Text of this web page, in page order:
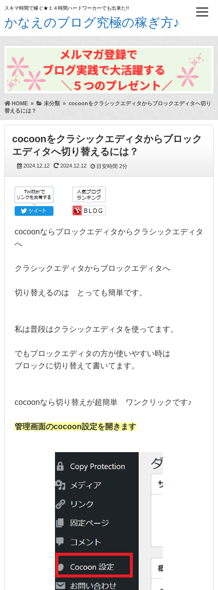
スキマ時間で稼ぐ★１４時間ハードワーカーでも出来た!!
かなえのブログ究極の稼ぎ方♪
HOME» 未分類» cocoonをクラシックエディタからブロックエディタへ切り
替えるには？
cocoonをクラシックエディタからブロック
エディタへ切り替えるには？
2024.12.12 2024.12.12 目安時間 2分
cocoonならブロックエディタからクラシックエディタ
へ
クラシックエディタからブロックエディタへ
切り替えるのは とっても簡単です。
私は普段はクラシックエディタを使ってます。
でもブロックエディタの方が使いやすい時は
ブロックに切り替えて書いてます。
cocoonなら切り替えが超簡単 ワンクリックです♪
管理画面のcocoon設定を開きます